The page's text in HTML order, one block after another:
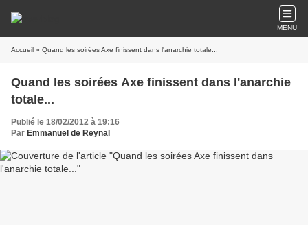
MENU
Accueil » Quand les soirées Axe finissent dans l'anarchie totale...
Quand les soirées Axe finissent dans l'anarchie
totale...
Publié le 18/02/2012 à 19:16
Par Emmanuel de Reynal